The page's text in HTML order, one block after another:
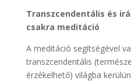
Transzcendentális és
csakra meditáció
A meditáció segítségével
transzcendentális
érzékelhető) világba